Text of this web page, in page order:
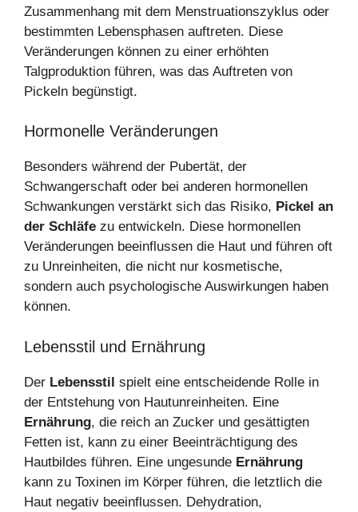
Zusammenhang mit dem Menstruationszyklus oder
bestimmten Lebensphasen auftreten. Diese
Veränderungen können zu einer erhöhten
Talgproduktion führen, was das Auftreten von
Pickeln begünstigt.
Hormonelle Veränderungen
Besonders während der Pubertät, der
Schwangerschaft oder bei anderen hormonellen
Schwankungen verstärkt sich das Risiko, Pickel an
der Schläfe zu entwickeln. Diese hormonellen
Veränderungen beeinflussen die Haut und führen oft
zu Unreinheiten, die nicht nur kosmetische,
sondern auch psychologische Auswirkungen haben
können.
Lebensstil und Ernährung
Der Lebensstil spielt eine entscheidende Rolle in
der Entstehung von Hautunreinheiten. Eine
Ernährung, die reich an Zucker und gesättigten
Fetten ist, kann zu einer Beeinträchtigung des
Hautbildes führen. Eine ungesunde Ernährung
kann zu Toxinen im Körper führen, die letztlich die
Haut negativ beeinflussen. Dehydration,